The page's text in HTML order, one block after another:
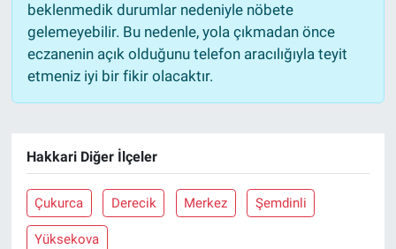
beklenmedik durumlar nedeniyle nöbete
gelemeyebilir. Bu nedenle, yola çıkmadan önce
eczanenin açık olduğunu telefon aracılığıyla teyit
etmeniz iyi bir fikir olacaktır.
Hakkari Diğer İlçeler
Çukurca Derecik Merkez Şemdinli
Yüksekova